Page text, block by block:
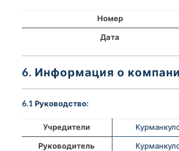
Номер
Дата
6. Информация о
6.1 Руководство:
Учредители
Руководитель